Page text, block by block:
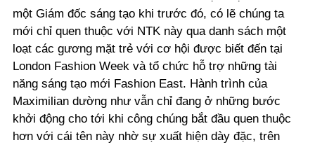
một Giám đốc sáng tạo khi trước đó, có lẽ chúng ta
mới chỉ quen thuộc với NTK này qua danh sách một
loạt các gương mặt trẻ với cơ hội được biết đến tại
London Fashion Week và tổ chức hỗ trợ những tài
năng sáng tạo mới Fashion East. Hành trình của
Maximilian dường như vẫn chỉ đang ở những bước
khởi động cho tới khi công chúng bắt đầu quen thuộc
hơn với cái tên này nhờ sự xuất hiện dày đặc, trên